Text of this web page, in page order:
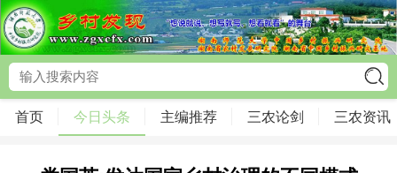
首页 今日头条 主编推荐 三农论剑 三农资讯